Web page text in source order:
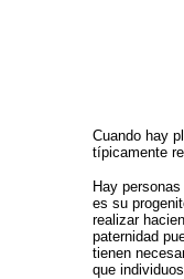
Cuando hay
típicamente
Hay
es su
realizar
paternidad
tienen
que